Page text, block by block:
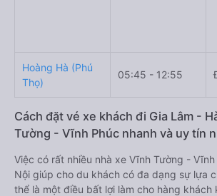
Hoàng Hà (Phú
Thọ)
05:45 - 12:55
Cách đặt vé xe khách đi Gia Lâm -
Tường - Vĩnh Phúc nhanh và uy tín
Việc có rất nhiều nhà xe Vĩnh Tường - Vĩnh
Nội giúp cho du khách có đa dạng sự lựa
thể là một điều bất lợi làm cho hàng khách